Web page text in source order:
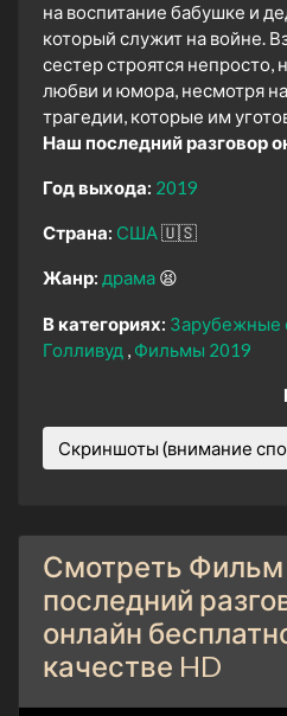
на воспитание бабушке и
который служит на войне.
сестер строятся непросто,
любви и юмора, несмотря
трагедии, которые им
Наш последний разговор
Год выхода: 2019
Страна: США🇺🇸
Жанр: драма 😫
В категориях: Зарубежные
Голливуд
Фильмы 2019
Скриншоты (внимание
Смотреть
последний
онлайн
качестве HD